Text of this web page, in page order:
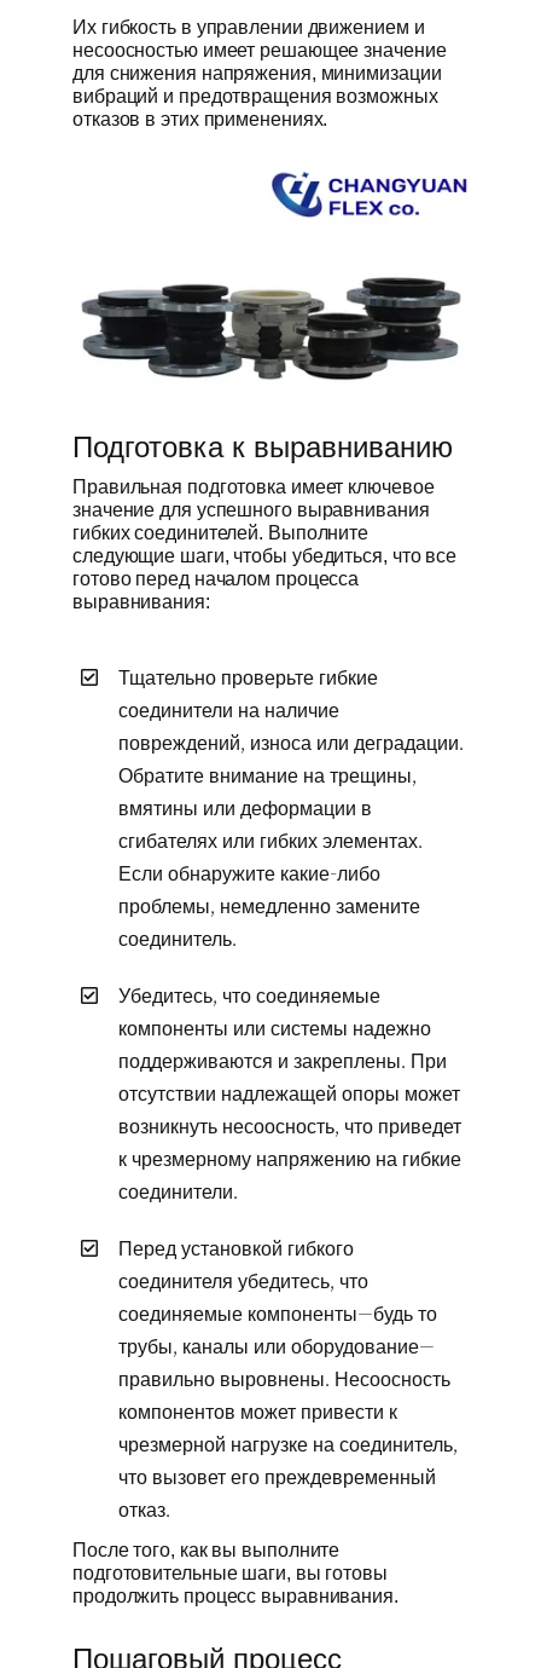
Их гибкость в управлении движением и
несоосностью имеет решающее значение
для снижения напряжения, минимизации
вибраций и предотвращения возможных
отказов в этих применениях.
Подготовка к выравниванию
Правильная подготовка имеет ключевое
значение для успешного выравнивания
гибких соединителей. Выполните
следующие шаги, чтобы убедиться, что все
готово перед началом процесса
выравнивания:
Тщательно проверьте гибкие
соединители на наличие
повреждений, износа или деградации.
Обратите внимание на трещины,
вмятины или деформации в
сгибателях или гибких элементах.
Если обнаружите какие-либо
проблемы, немедленно замените
соединитель.
Убедитесь, что соединяемые
компоненты или системы надежно
поддерживаются и закреплены. При
отсутствии надлежащей опоры может
возникнуть несоосность, что приведет
к чрезмерному напряжению на гибкие
соединители.
Перед установкой гибкого
соединителя убедитесь, что
соединяемые компоненты—будь то
трубы, каналы или оборудование—
правильно выровнены. Несоосность
компонентов может привести к
чрезмерной нагрузке на соединитель,
что вызовет его преждевременный
отказ.
После того, как вы выполните
подготовительные шаги, вы готовы
продолжить процесс выравнивания.
Пошаговый процесс